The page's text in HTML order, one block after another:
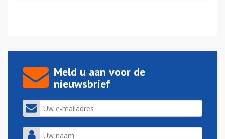
Meld u aan voor de
nieuwsbrief